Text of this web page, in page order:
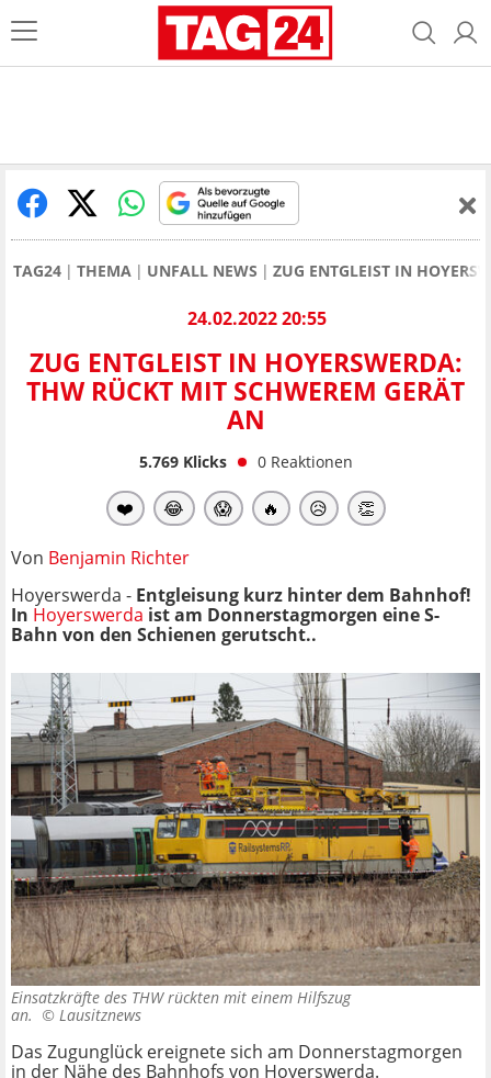
TAG24 THEMA UNFALL NEWS ZUG ENTGLEIST IN
24.02.2022 20:55
ZUG ENTGLEIST IN HOYERSWERDA:
THW RÜCKT MIT SCHWEREM GERÄT
AN
5.769Klicks 0 Reaktionen
❤️ 😂 😱 🔥 😥 👏
Von Benjamin Richter
Hoyerswerda - Entgleisung kurz hinter dem Bahnhof!
In Hoyerswerda ist am Donnerstagmorgen eine S-
Bahn von den Schienen gerutscht..
Einsatzkräfte des THW rückten mit einem Hilfszug
an. © Lausitznews
Das Zugunglück ereignete sich am Donnerstagmorgen
in der Nähe des Bahnhofs von Hoyerswerda.